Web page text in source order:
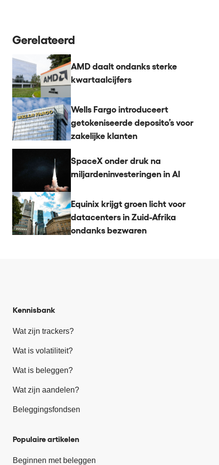
Gerelateerd
AMD daalt ondanks sterke
kwartaalcijfers
Wells Fargo introduceert
getokeniseerde deposito’s voor
zakelijke klanten
SpaceX onder druk na
miljardeninvesteringen in AI
Equinix krijgt groen licht voor
datacenters in Zuid-Afrika
ondanks bezwaren
Kennisbank
Wat zijn trackers?
Wat is volatiliteit?
Wat is beleggen?
Wat zijn aandelen?
Beleggingsfondsen
Populaire artikelen
Beginnen met beleggen